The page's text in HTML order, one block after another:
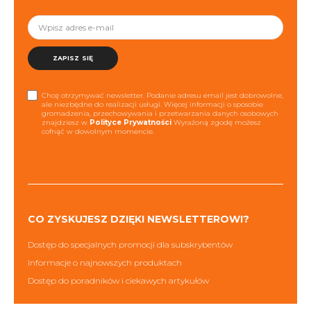
ZAPISZ SIĘ
Chcę otrzymywać newsletter. Podanie adresu email jest dobrowolne,
ale niezbędne do realizacji usługi. Więcej informacji o sposobie
gromadzenia, przechowywania i przetwarzania danych osobowych
znajdziesz w Polityce Prywatności Wyrażoną zgodę możesz
cofnąć w dowolnym momencie.
CO ZYSKUJESZ DZIĘKI NEWSLETTEROWI?
Dostęp do specjalnych promocji dla subskrybentów
Informacje o najnowszych produktach
Dostęp do poradników i ciekawych artykułów